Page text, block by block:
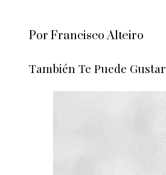
Por Francisco Alteiro
También Te Puede Gustar